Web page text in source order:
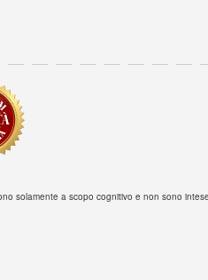
solamente a scopo cognitivo e non sono